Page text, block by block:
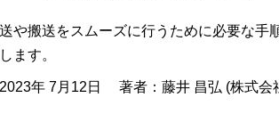
や搬送をスムーズに行うために必要な
ます。
年 7月12日 著者：藤井 昌弘 (株式会